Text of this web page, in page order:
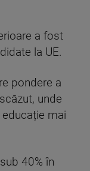
a fost
la UE.
pondere a
unde
mai
40% în